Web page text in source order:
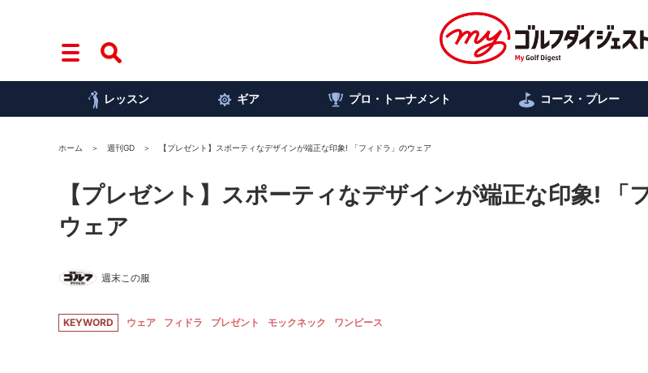
レッスン ギア プロ・トーナメント コース・プレー
ホーム 週刊GD 【プレゼント】スポーティなデザインが端正な印象! 「フィドラ」のウェア
【プレゼント】スポーティなデザインが端正な印象! 「
ウェア
週末この服
KEYWORD ウェア フィドラ プレゼント モックネック ワンピース